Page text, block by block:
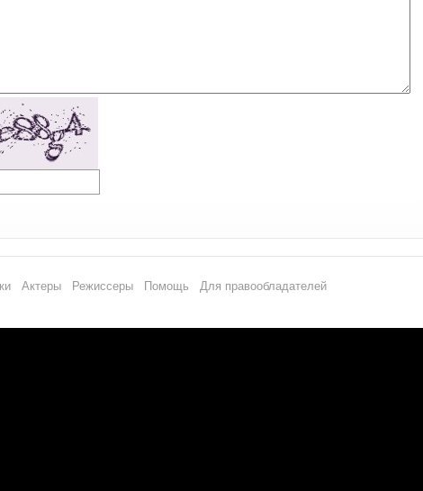
Актеры Режиссеры Помощь Для правообладателей